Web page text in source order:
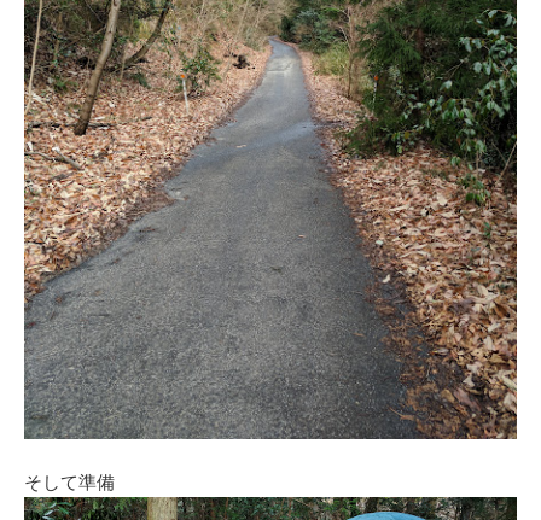
そして準備